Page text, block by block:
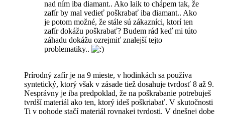
nad ním iba diamant.. Ako laik to chápem tak, že
zafír by mal vedieť poškrabať iba diamant.. Ako
je potom možné, že stále sú zákazníci, ktorí ten
zafír dokážu poškrabať? Budem rád keď mi túto
záhadu dokážu ozrejmiť znalejší tejto
problematiky..
Prírodný zafír je na 9 mieste, v hodinkách sa používa
syntetický, ktorý však v zásade tiež dosahuje tvrdosť 8 až 9.
Nesprávny je iba predpoklad, že na poškrabanie potrebuješ
tvrdší materiál ako ten, ktorý ideš poškriabať. V skutočnosti
Ti v pohode stačí materiál rovnakej tvrdosti. V dnešnej dobe